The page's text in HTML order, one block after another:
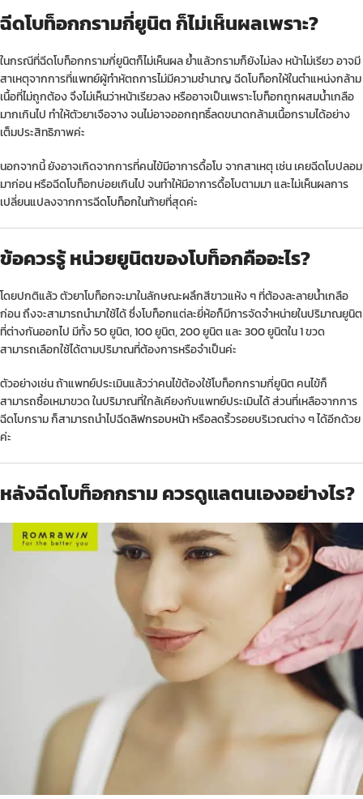
ฉีดโบท็อกกรามกี่ยูนิต ก็ไม่เห็นผลเพราะ?
ในกรณีที่ฉีดโบท็อกกรามกี่ยูนิตก็ไม่เห็นผล ย้ำแล้วกรามก็ยังไม่ลง หน้าไม่เรียว อาจมี
สาเหตุจากการที่แพทย์ผู้ทำหัตถการไม่มีความชำนาญ ฉีดโบท็อกให้ในตำแหน่งกล้าม
เนื้อที่ไม่ถูกต้อง จึงไม่เห็นว่าหน้าเรียวลง หรืออาจเป็นเพราะโบท็อกถูกผสมน้ำเกลือ
มากเกินไป ทำให้ตัวยาเจือจาง จนไม่อาจออกฤทธิ์ลดขนาดกล้ามเนื้อกรามได้อย่าง
เต็มประสิทธิภาพค่ะ
นอกจากนี้ ยังอาจเกิดจากการที่คนไข้มีอาการดื้อโบ จากสาเหตุ เช่น เคยฉีดโบปลอม
มาก่อน หรือฉีดโบท็อกบ่อยเกินไป จนทำให้มีอาการดื้อโบตามมา และไม่เห็นผลการ
เปลี่ยนแปลงจากการฉีดโบท็อกในท้ายที่สุดค่ะ
ข้อควรรู้ หน่วยยูนิตของโบท็อกคืออะไร?
โดยปกติแล้ว ตัวยาโบท็อกจะมาในลักษณะผลึกสีขาวแห้ง ๆ ที่ต้องละลายน้ำเกลือ
ก่อน ถึงจะสามารถนำมาใช้ได้ ซึ่งโบท็อกแต่ละยี่ห้อก็มีการจัดจำหน่ายในปริมาณยูนิต
ที่ต่างกันออกไป มีทั้ง 50 ยูนิต, 100 ยูนิต, 200 ยูนิต และ 300 ยูนิตใน 1 ขวด
สามารถเลือกใช้ได้ตามปริมาณที่ต้องการหรือจำเป็นค่ะ
ตัวอย่างเช่น ถ้าแพทย์ประเมินแล้วว่าคนไข้ต้องใช้โบท็อกกรามกี่ยูนิต คนไข้ก็
สามารถซื้อเหมาขวด ในปริมาณที่ใกล้เคียงกับแพทย์ประเมินได้ ส่วนที่เหลือจากการ
ฉีดโบกราม ก็สามารถนำไปฉีดลิฟกรอบหน้าหรือลดริ้วรอยบริเวณต่าง ๆ ได้อีกด้วย
ค่ะ
หลังฉีดโบท็อกกราม ควรดูแลตนเองอย่างไร?